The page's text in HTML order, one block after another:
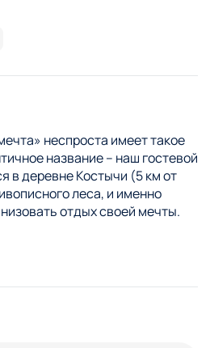
неспроста имеет такое
название – наш гостевой
в деревне Костычи (5 км от
леса, и именно
отдых своей мечты.
мечта» приглашает
релакса, свежего
но таких редких удовольствий!
как для тихого
с друзьями, так и для